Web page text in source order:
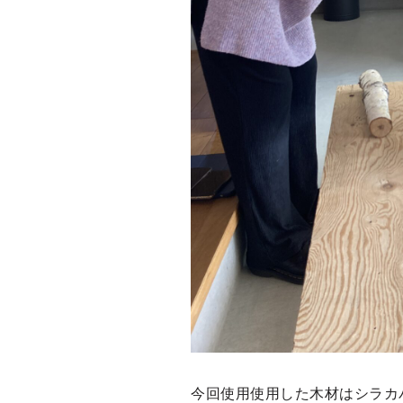
今回使用使用した木材はシラカ